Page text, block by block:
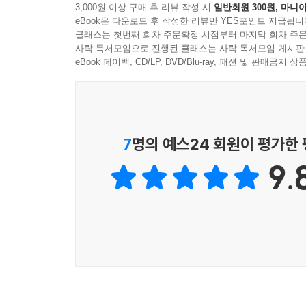
우리는 흔히 장애인을 몸에 일정한 손상을 입어
사람’이 장애인을 인식하는 지배적인 방식이다.
장애·핸디캡 분류, ICIDH)다. 하지만 과연 그럴
존재하는 신체적, 정신적 손상이냐고 되묻는 것이
원인이 개인의 몸에 존재하는 손상 때문이라고 말
오히려 우리는 동일한 손상을 지닌 사람으로 하
지니고 있는 ‘손상’이 손상 그 자체를 넘어 ‘~할
3,000원 이상 구매 후 리뷰 작성 시 일반회원 300원, 마니
eBook은 다운로드 후 작성한 리뷰만 YES포인트 지급됩니
클래스는 첫번째 회차 주문확정 시점부터 마지막 회차 주
사락 독서모임으로 진행된 클래스는 사락 독서모임 게시
eBook 페이백, CD/LP, DVD/Blu-ray, 패션 및 판매금지 상
7명의 예스24 회원이 평가한